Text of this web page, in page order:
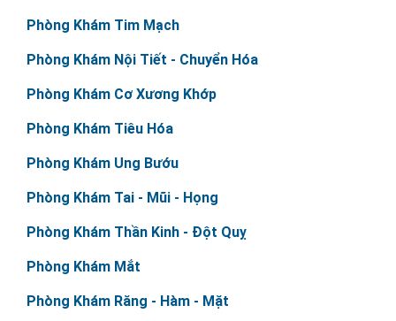
Phòng Khám Tim Mạch
Phòng Khám Nội Tiết - Chuyển Hóa
Phòng Khám Cơ Xương Khớp
Phòng Khám Tiêu Hóa
Phòng Khám Ung Bướu
Phòng Khám Tai - Mũi - Họng
Phòng Khám Thần Kinh - Đột Quỵ
Phòng Khám Mắt
Phòng Khám Răng - Hàm - Mặt